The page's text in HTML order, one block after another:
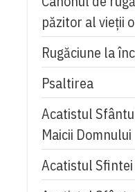
păzitor al vieții
Rugăciune la
Psaltirea
Acatistul
Maicii Domnului
Acatistul Sfintei